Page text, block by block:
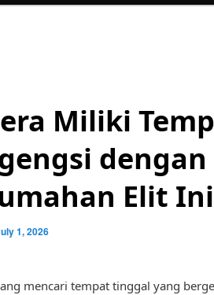
Miliki
Elit Ini
1, 2026
mencari tempat tinggal yang